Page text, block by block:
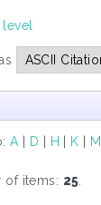
level
A | D | H | K | M
of items: 25